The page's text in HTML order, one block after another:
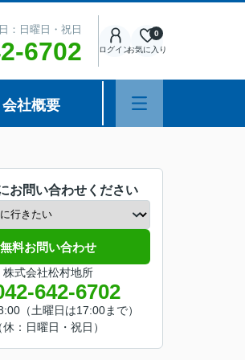
：日曜日・祝日
6702 ログインお気に入り
0
会社概要
お問い合わせください
無料お問い合わせ
株式会社松村地所
642-6702
（土曜日は17:00まで）
休：日曜日・祝日）